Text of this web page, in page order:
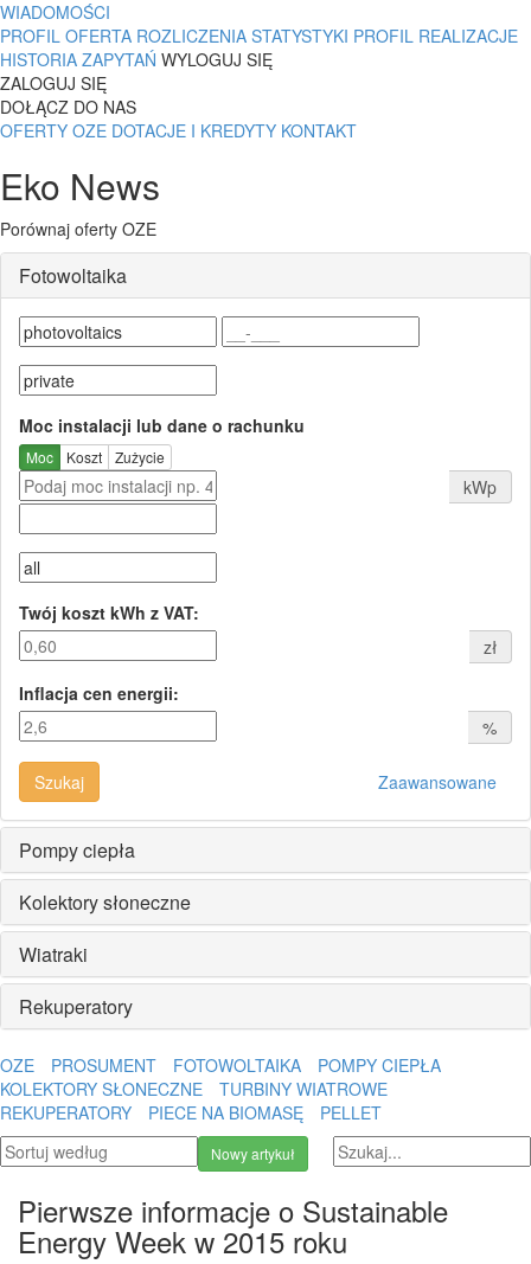
WIADOMOŚCI
PROFIL OFERTA ROZLICZENIA STATYSTYKI PROFIL REALIZACJE
HISTORIA ZAPYTAŃ WYLOGUJ SIĘ
ZALOGUJ SIĘ
DOŁĄCZ DO NAS
OFERTY OZE DOTACJE I KREDYTY KONTAKT
Eko News
Porównaj oferty OZE
Fotowoltaika
Moc instalacji lub dane o rachunku
Moc Koszt Zużycie
kWp
Twój koszt kWh z VAT:
zł
Inflacja cen energii:
%
Zaawansowane
Szukaj
Pompy ciepła
Kolektory słoneczne
Wiatraki
Rekuperatory
OZE PROSUMENT FOTOWOLTAIKA
POMPY CIEPŁA
KOLEKTORY SŁONECZNE
TURBINY WIATROWE
REKUPERATORY
PIECE NA BIOMASĘ PELLET
Nowy artykuł
Pierwsze informacje o Sustainable
Energy Week w 2015 roku